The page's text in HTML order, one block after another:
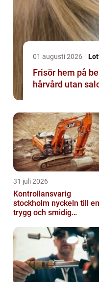
01 augusti 2026
Frisör hem på besök
hårvård utan
31 juli 2026
Kontrollansvarig
stockholm nyckeln till en
trygg och smidig